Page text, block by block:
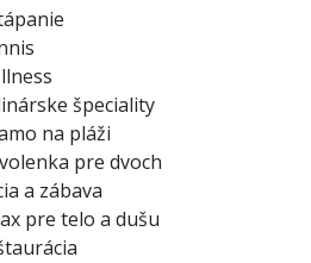
špeciality
na pláži
pre dvoch
a zábava
pre telo a dušu